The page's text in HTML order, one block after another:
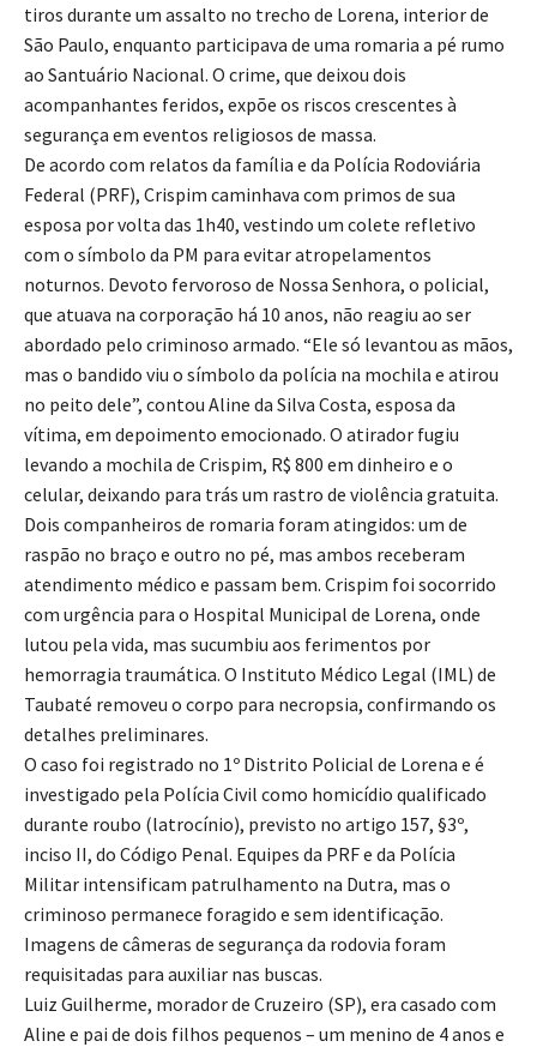
tiros durante um assalto no trecho de Lorena, interior de
São Paulo, enquanto participava de uma romaria a pé rumo
ao Santuário Nacional. O crime, que deixou dois
acompanhantes feridos, expõe os riscos crescentes à
segurança em eventos religiosos de massa.
De acordo com relatos da família e da Polícia Rodoviária
Federal (PRF), Crispim caminhava com primos de sua
esposa por volta das 1h40, vestindo um colete refletivo
com o símbolo da PM para evitar atropelamentos
noturnos. Devoto fervoroso de Nossa Senhora, o policial,
que atuava na corporação há 10 anos, não reagiu ao ser
abordado pelo criminoso armado. “Ele só levantou as mãos,
mas o bandido viu o símbolo da polícia na mochila e atirou
no peito dele”, contou Aline da Silva Costa, esposa da
vítima, em depoimento emocionado. O atirador fugiu
levando a mochila de Crispim, R$ 800 em dinheiro e o
celular, deixando para trás um rastro de violência gratuita.
Dois companheiros de romaria foram atingidos: um de
raspão no braço e outro no pé, mas ambos receberam
atendimento médico e passam bem. Crispim foi socorrido
com urgência para o Hospital Municipal de Lorena, onde
lutou pela vida, mas sucumbiu aos ferimentos por
hemorragia traumática. O Instituto Médico Legal (IML) de
Taubaté removeu o corpo para necropsia, confirmando os
detalhes preliminares.
O caso foi registrado no 1º Distrito Policial de Lorena e é
investigado pela Polícia Civil como homicídio qualificado
durante roubo (latrocínio), previsto no artigo 157, §3º,
inciso II, do Código Penal. Equipes da PRF e da Polícia
Militar intensificam patrulhamento na Dutra, mas o
criminoso permanece foragido e sem identificação.
Imagens de câmeras de segurança da rodovia foram
requisitadas para auxiliar nas buscas.
Luiz Guilherme, morador de Cruzeiro (SP), era casado com
Aline e pai de dois filhos pequenos – um menino de 4 anos e